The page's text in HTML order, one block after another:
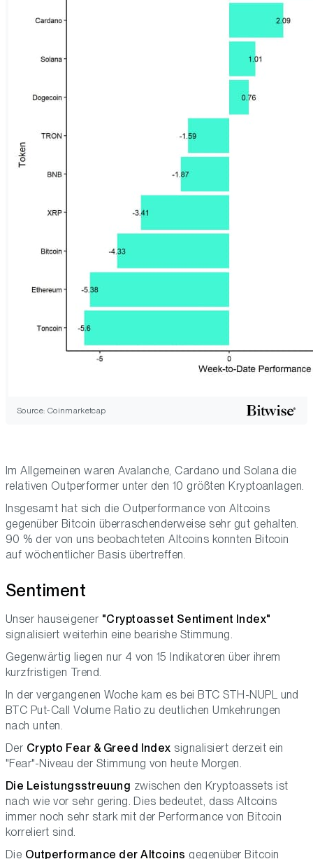
Source: Coinmarketcap
Im Allgemeinen waren Avalanche, Cardano und Solana die
relativen Outperformer unter den 10 größten Kryptoanlagen.
Insgesamt hat sich die Outperformance von Altcoins
gegenüber Bitcoin überraschenderweise sehr gut gehalten.
90 % der von uns beobachteten Altcoins konnten Bitcoin
auf wöchentlicher Basis übertreffen.
Sentiment
Unser hauseigener "Cryptoasset Sentiment Index"
signalisiert weiterhin eine bearishe Stimmung.
Gegenwärtig liegen nur 4 von 15 Indikatoren über ihrem
kurzfristigen Trend.
In der vergangenen Woche kam es bei BTC STH-NUPL und
BTC Put-Call Volume Ratio zu deutlichen Umkehrungen
nach unten.
Der Crypto Fear & Greed Index signalisiert derzeit ein
"Fear"-Niveau der Stimmung von heute Morgen.
Die Leistungsstreuung zwischen den Kryptoassets ist
nach wie vor sehr gering. Dies bedeutet, dass Altcoins
immer noch sehr stark mit der Performance von Bitcoin
korreliert sind.
Die Outperformance der Altcoins gegenüber Bitcoin